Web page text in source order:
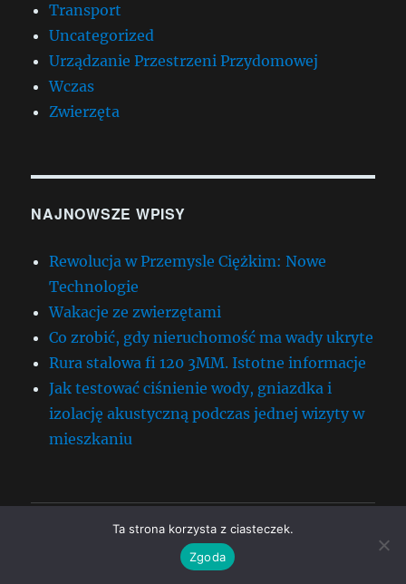
Transport
Uncategorized
Urządzanie Przestrzeni Przydomowej
Wczas
Zwierzęta
NAJNOWSZE WPISY
Rewolucja w Przemysle Ciężkim: Nowe
Technologie
Wakacje ze zwierzętami
Co zrobić, gdy nieruchomość ma wady ukryte
Rura stalowa fi 120 3MM. Istotne informacje
Jak testować ciśnienie wody, gniazdka i
izolację akustyczną podczas jednej wizyty w
mieszkaniu
Strona głównaTa strona korzysta z ciasteczek.
Zgoda